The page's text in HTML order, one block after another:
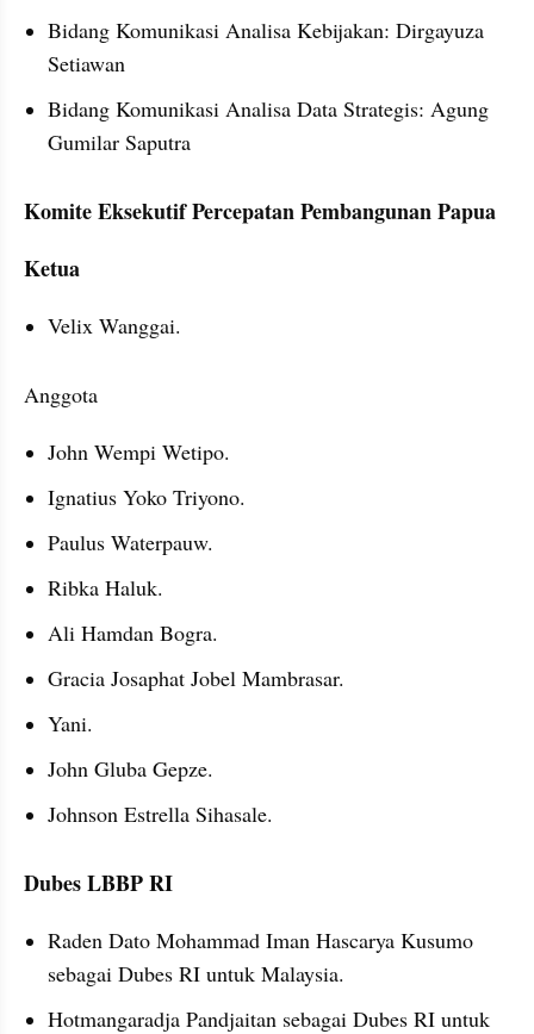
Bidang Komunikasi Analisa Kebijakan: Dirgayuza
Setiawan
Bidang Komunikasi Analisa Data Strategis: Agung
Gumilar Saputra
Komite Eksekutif Percepatan Pembangunan Papua
Ketua
Velix Wanggai.
Anggota
John Wempi Wetipo.
Ignatius Yoko Triyono.
Paulus Waterpauw.
Ribka Haluk.
Ali Hamdan Bogra.
Gracia Josaphat Jobel Mambrasar.
Yani.
John Gluba Gepze.
Johnson Estrella Sihasale.
Dubes LBBP RI
Raden Dato Mohammad Iman Hascarya Kusumo
sebagai Dubes RI untuk Malaysia.
Hotmangaradja Pandjaitan sebagai Dubes RI untuk